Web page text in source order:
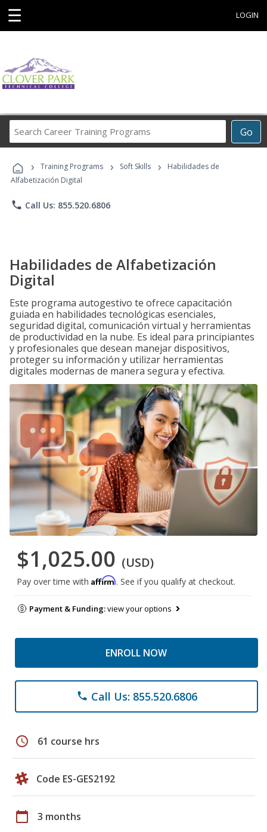
☰ LOGIN
Go
Career
Programs
› Training Programs › Soft Skills ›
Habilidades de
Alfabetización Digital
phone Call Us: 855.520.6806
Habilidades de Alfabetización
Digital
Este programa autogestivo te ofrece capacitación
guiada en habilidades tecnológicas esenciales,
seguridad digital, comunicación virtual y herramientas
de productividad en la nube. Es ideal para principiantes
y profesionales que desean manejar dispositivos,
proteger su información y utilizar herramientas
digitales modernas de manera segura y efectiva.
$1,025.00 (USD)
Pay over time with Affirm. See if you qualify at checkout.
Payment & Funding:view your options
ENROLL NOW
phone Call Us: 855.520.6806
schedule 61 course hrs
Code ES-GES2192
calendar_today 3 months